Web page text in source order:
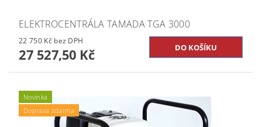
ELEKTROCENTRÁLA TAMADA TGA 3000
22 750 Kč bez DPH
27 527,50 Kč
Novinka
Doprava zdarma